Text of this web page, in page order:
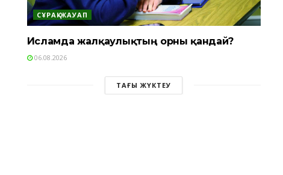
СҰРАҚ-ЖАУАП
Исламда жалқаулықтың орны қандай?
06.08.2026
ТАҒЫ ЖҮКТЕУ